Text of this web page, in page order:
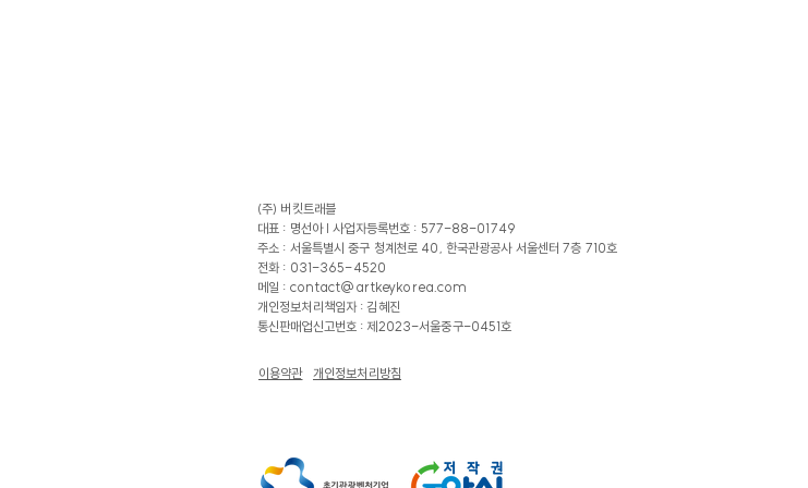
(주) 버킷트래블
대표 : 명선아 |사업자등록번호 : 577-88-01749
주소 : 서울특별시 중구 청계천로 40, 한국관광공사 서울센터 7층 710호
전화 : 031-365-4520
메일 : contact@artkeykorea.com
​개인정보처리책임자 : 김혜진
​통신판매업신고번호 : 제2023-서울중구-0451호
이용약관 개인정보처리방침